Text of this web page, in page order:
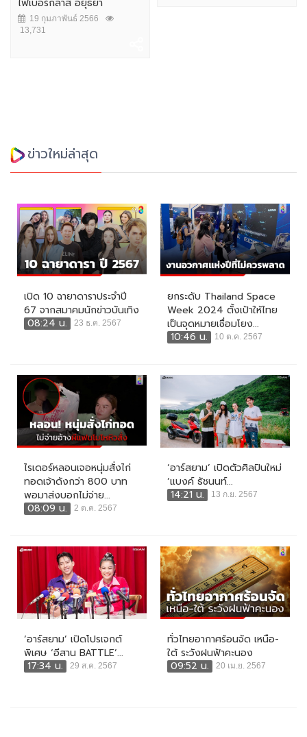
ไฟเบอร์กลาส อยุธยา
19 กุมภาพันธ์ 2566
13,731
ข่าวใหม่ล่าสุด
เปิด 10 ฉายาดาราประจำปี
67 จากสมาคมนักข่าวบันเทิง
08:24 น.
23 ธ.ค. 2567
ยกระดับ Thailand Space
Week 2024 ตั้งเป้าให้ไทย
เป็นจุดหมายเชื่อมโยง...
10:46 น.
10 ต.ค. 2567
ไรเดอร์หลอนเจอหนุ่มสั่งไก่
ทอดเจ้าดังกว่า 800 บาท
พอมาส่งบอกไม่จ่าย...
08:09 น.
2 ต.ค. 2567
‘อาร์สยาม’ เปิดตัวศิลปินใหม่
‘แบงค์ ธัชนนท์...
14:21 น.
13 ก.ย. 2567
‘อาร์สยาม’ เปิดโปรเจกต์
พิเศษ ‘อีสาน BATTLE’...
17:34 น.
29 ส.ค. 2567
ทั่วไทยอากาศร้อนจัด เหนือ-
ใต้ ระวังฝนฟ้าคะนอง
09:52 น.
20 เม.ย. 2567